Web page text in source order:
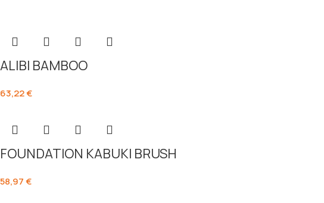
ALIBI BAMBOO
63,22€
FOUNDATION KABUKI BRUSH
58,97€